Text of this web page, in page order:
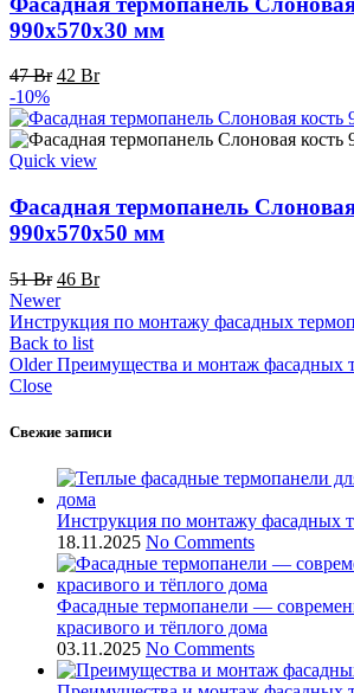
990x570x30 мм
47Br Первоначальная
составляла
47 Br.
42 BrТекущая
42 Br.
-10%
Quick view
Фасадная термопанель
990x570x50 мм
51Br Первоначальная
цена
составляла
51 Br.
46 BrТекущая
46 Br.
Newer
Инструкция по монтажу фасадных
Back to list
Older Преимущества и монтаж фасадных
Close
Свежие записи
Инструкция по монтажу фасадных
18.11.2025 No Comments
Фасадные термопанели —
красивого и тёплого дома
03.11.2025 No Comments